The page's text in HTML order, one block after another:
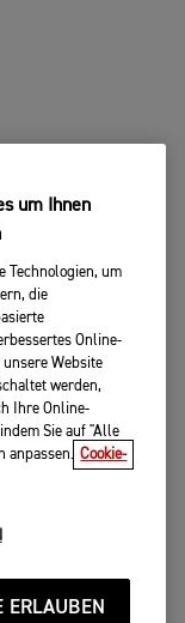
um Ihnen
Technologien, um
die
Online-
Website
werden,
Ihre Online-
Sie auf "Alle
anpassen. Cookie-
ERLAUBEN